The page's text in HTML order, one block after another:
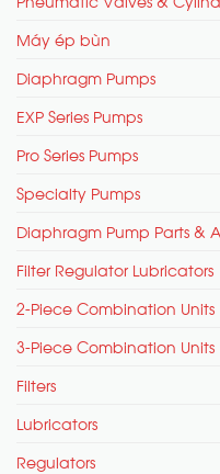
Máy ép bùn
Diaphragm Pumps
EXP Series Pumps
Pro Series Pumps
Specialty Pumps
Diaphragm Pump Parts &
Filter Regulator Lubricators
2-Piece Combination Units
3-Piece Combination Units
Filters
Lubricators
Regulators